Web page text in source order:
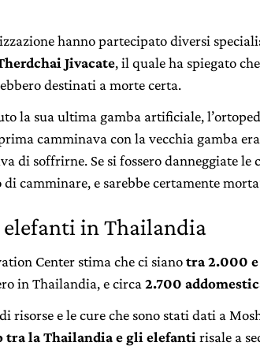
hanno partecipato diversi
Jivacate, il quale ha spiegato
destinati a morte certa.
la sua ultima gamba artificiale,
camminava con la vecchia gamba
di soffrirne. Se si fossero danneggiate le
camminare, e sarebbe certamente
in Thailandia
Center stima che ci sianotra 2.000
in Thailandia, e circa2.700
risorse e le cure che sono stati dati a
tra la Thailandia e gli elefantirisale a